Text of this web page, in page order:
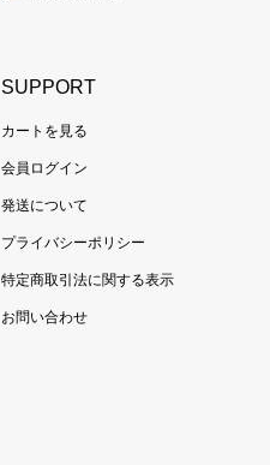
SUPPORT
カートを見る
会員ログイン
発送について
プライバシーポリシー
特定商取引法に関する表示
お問い合わせ